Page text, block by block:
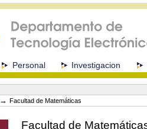
Personal Investigacion
→Facultad de Matemáticas
Facultad de